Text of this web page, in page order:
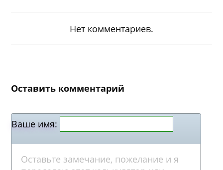
Нет комментариев.
Оставить комментарий
Ваше имя: